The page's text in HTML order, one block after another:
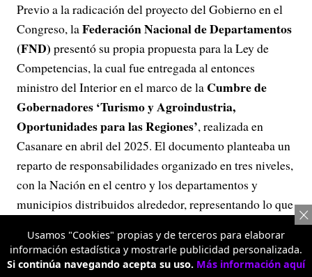
Previo a la radicación del proyecto del Gobierno en el
Congreso, laFederación Nacional de Departamentos
(FND) presentó su propia propuesta para la Ley de
Competencias, la cual fue entregada al entonces
ministro del Interior en el marco de la Cumbre de
Gobernadores ‘Turismo y Agroindustria,
Oportunidades para las Regiones’, realizada en
Casanare en abril del 2025. El documento planteaba un
reparto de responsabilidades organizado en tres niveles,
con la Nación en el centro y los departamentos y
municipios distribuidos alrededor, representando lo que
Según ese esquema, a la Nación le correspondería
mantener la estabilidad macroeconómica, definir las
Usamos "Cookies" propias y de terceros para elaborar
información estadística y mostrarle publicidad personalizada.
Si continúa navegando acepta su uso. Más información aquí